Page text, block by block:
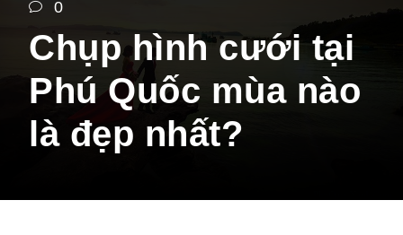
0
Chụp hình cưới tại
Phú Quốc mùa nào
là đẹp nhất?